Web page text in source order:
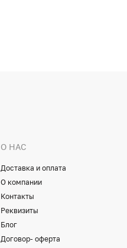
О НАС
Доставка и оплата
О компании
Контакты
Реквизиты
Блог
Договор- оферта